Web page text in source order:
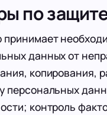
по
принимает
данных от
копирования,
персональных
контроль